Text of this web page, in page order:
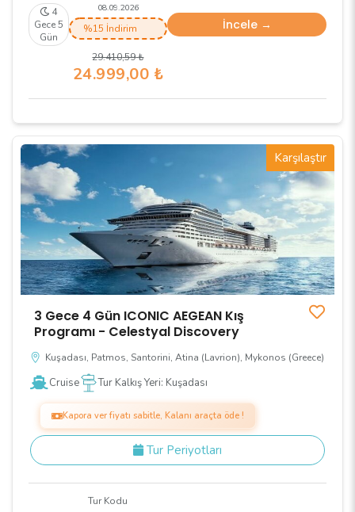
4
Gece 5
Gün
08.09.2026
%15 İndirim
29.410,59₺
24.999,00 ₺
İncele →
Karşılaştır
3 Gece 4 Gün ICONIC AEGEAN Kış
Programı - Celestyal Discovery
Kuşadası, Patmos, Santorini, Atina (Lavrion), Mykonos (Greece)
Cruise Tur Kalkış Yeri: Kuşadası
Kapora ver fiyatı sabitle, Kalanı araçta öde !
Tur Periyotları
Tur Kodu